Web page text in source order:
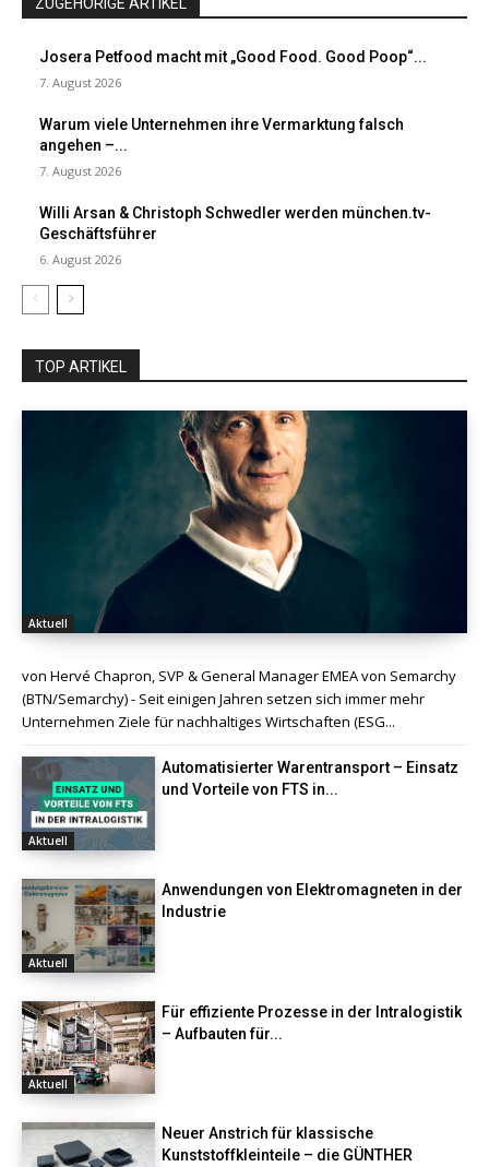
ZUGEHÖRIGE ARTIKEL
Josera Petfood macht mit „Good Food. Good Poop“...
7. August 2026
Warum viele Unternehmen ihre Vermarktung falsch
angehen –...
7. August 2026
Willi Arsan & Christoph Schwedler werden münchen.tv-
Geschäftsführer
6. August 2026
TOP ARTIKEL
Aktuell
von Hervé Chapron, SVP & General Manager EMEA von Semarchy
(BTN/Semarchy) - Seit einigen Jahren setzen sich immer mehr
Unternehmen Ziele für nachhaltiges Wirtschaften (ESG...
Aktuell
Automatisierter Warentransport – Einsatz
und Vorteile von FTS in...
Aktuell
Anwendungen von Elektromagneten in der
Industrie
Aktuell
Für effiziente Prozesse in der Intralogistik
– Aufbauten für...
Neuer Anstrich für klassische
Kunststoffkleinteile – die GÜNTHER